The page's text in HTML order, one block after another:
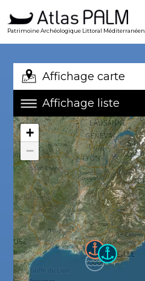
Patrimoine Archéologique Littoral Méditerranéen
Affichage carte
Affichage liste
+
−